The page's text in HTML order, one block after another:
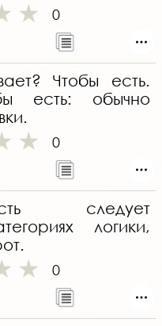
0
Чтобы есть.
есть: обычно
0
следует
логики,
0